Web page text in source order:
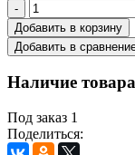
-
Добавить в корзину
Добавить в
Наличие
Под заказ 1
Поделиться: